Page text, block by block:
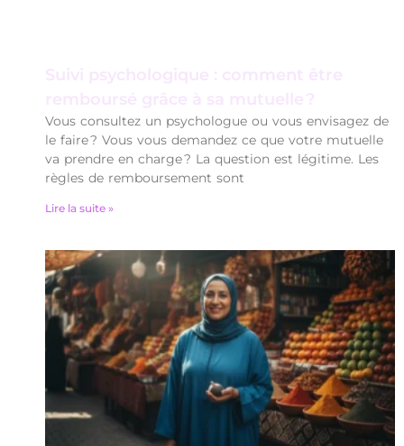
Suivi psychologique : comment être
remboursé grâce à sa mutuelle ?
Vous consultez un psychologue ou vous envisagez de
le faire ? Vous vous demandez ce que votre mutuelle
va prendre en charge ? La question est légitime. Les
règles de remboursement sont
Lire la suite »